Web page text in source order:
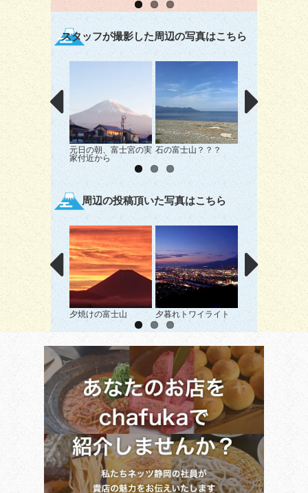
スタッフが撮影した周辺の写真はこちら
元日の朝、富士宮の実
家付近から
石の富士山？？？
周辺の投稿頂いた写真はこちら
夕焼けの富士山 夕暮れトワイライト 連なる傘雲